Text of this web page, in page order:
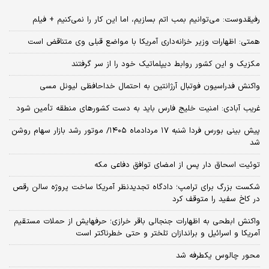
رفیقدوست: می‌توانیم بمب اتم بسازیم، اما این کار را نمی‌کنیم + فیلم
همتی: اظهارات وزیر خزانه‌داری آمریکا با مواضع قبلی وی متناقض است
مکزیک و این کشور روابط دیپلماتیک خود را از سر گرفتند
واکنش فدراسیون فوتبال آرژانتین به احتمال خداحافظی لیونل مسی
غریب آبادی: امنیت خلیج فارس باید به دست کشورهای منطقه تأمین شود
پیش بینی بورس فردا شنبه ۱۷ مردادماه ۱۴۰۵/ موتور رشد بازار سهام روشن
شد
توئیت اسحاق دار پس از امضای توافق دفاعی مکه
شکست بزرگ برای ترامپ؛ دادگاه تجدیدنظر آمریکا ساخت پروژه سالن رقص
در کاخ سفید را متوقف کرد
واکنش ابطحی به اظهارات جنجالی باقر خرازی؛ حرفهایش از حملات مستقیم
آمریکا و اسرائیل و براندازان تلختر و حتی خطرناکتر است
محور چالوس یکطرفه شد